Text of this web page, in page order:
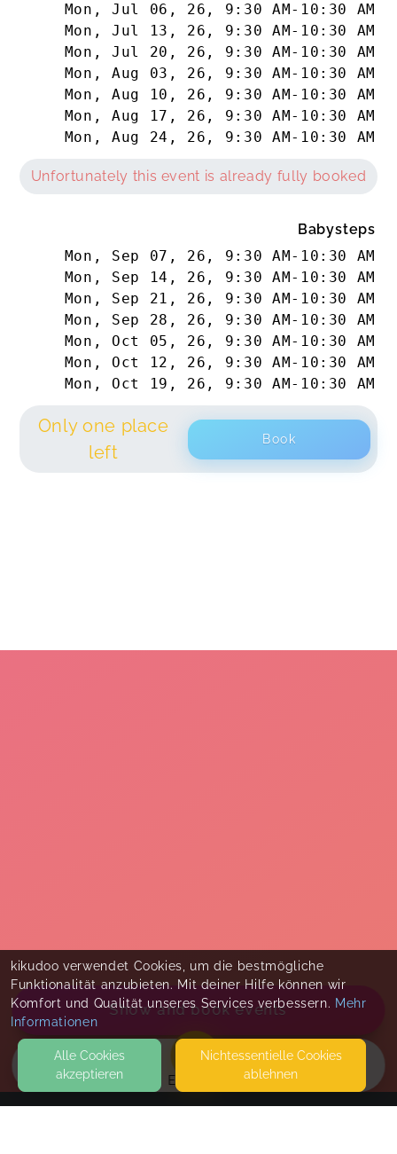
EVENTS
Mon, Jul 06, 26 , 9:30 AM- 10:30 AM
Mon, Jul 13, 26 , 9:30 AM- 10:30 AM
Mon, Jul 20, 26 , 9:30 AM- 10:30 AM
Mon, Aug 03, 26 , 9:30 AM- 10:30 AM
Mon, Aug 10, 26 , 9:30 AM- 10:30 AM
Mon, Aug 17, 26 , 9:30 AM- 10:30 AM
Mon, Aug 24, 26 , 9:30 AM- 10:30 AM
Unfortunately this event is already fully booked
Babysteps
Mon, Sep 07, 26 , 9:30 AM - 10:30 AM
Mon, Sep 14, 26 , 9:30 AM - 10:30 AM
Mon, Sep 21, 26 , 9:30 AM - 10:30 AM
Mon, Sep 28, 26 , 9:30 AM - 10:30 AM
Mon, Oct 05, 26 , 9:30 AM - 10:30 AM
Mon, Oct 12, 26 , 9:30 AM - 10:30 AM
Mon, Oct 19, 26 , 9:30 AM - 10:30 AM
Only one place
left
Book
Show and book events
kikudoo verwendet Cookies, um die bestmögliche
Funktionalität anzubieten. Mit deiner Hilfe können wir
Komfort und Qualität unseres Services verbessern. Mehr
Informationen
Alle Cookies
akzeptieren
Nicht­essentielle Cookies
ablehnen